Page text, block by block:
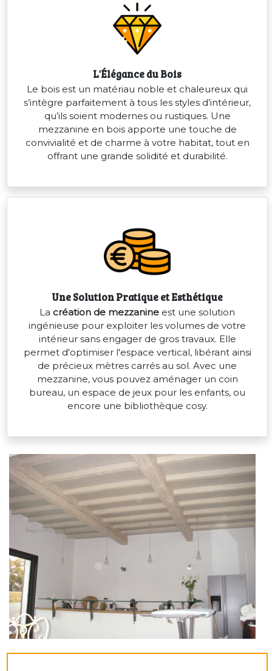
L'Élégance du Bois
Le bois est un matériau noble et chaleureux qui
s’intègre parfaitement à tous les styles d’intérieur,
qu’ils soient modernes ou rustiques. Une
mezzanine en bois apporte une touche de
convivialité et de charme à votre habitat, tout en
offrant une grande solidité et durabilité.
Une Solution Pratique et Esthétique
La création de mezzanine est une solution
ingénieuse pour exploiter les volumes de votre
intérieur sans engager de gros travaux. Elle
permet d'optimiser l'espace vertical, libérant ainsi
de précieux mètres carrés au sol. Avec une
mezzanine, vous pouvez aménager un coin
bureau, un espace de jeux pour les enfants, ou
encore une bibliothèque cosy.